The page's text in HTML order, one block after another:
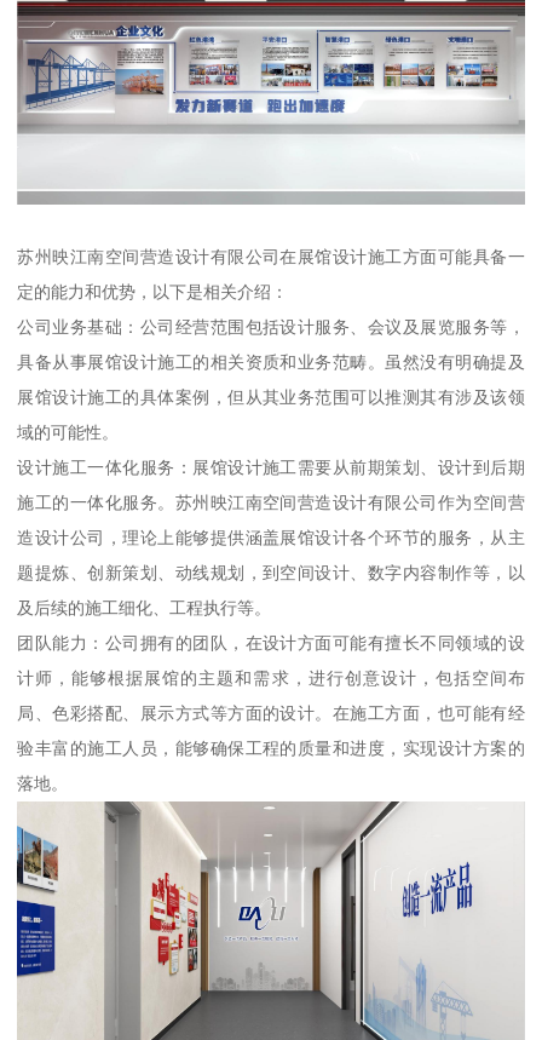
苏州映江南空间营造设计有限公司在展馆设计施工方面可能具备一
定的能力和优势，以下是相关介绍：
公司业务基础：公司经营范围包括设计服务、会议及展览服务等，
具备从事展馆设计施工的相关资质和业务范畴。虽然没有明确提及
展馆设计施工的具体案例，但从其业务范围可以推测其有涉及该领
域的可能性。
设计施工一体化服务：展馆设计施工需要从前期策划、设计到后期
施工的一体化服务。苏州映江南空间营造设计有限公司作为空间营
造设计公司，理论上能够提供涵盖展馆设计各个环节的服务，从主
题提炼、创新策划、动线规划，到空间设计、数字内容制作等，以
及后续的施工细化、工程执行等。
团队能力：公司拥有的团队，在设计方面可能有擅长不同领域的设
计师，能够根据展馆的主题和需求，进行创意设计，包括空间布
局、色彩搭配、展示方式等方面的设计。在施工方面，也可能有经
验丰富的施工人员，能够确保工程的质量和进度，实现设计方案的
落地。